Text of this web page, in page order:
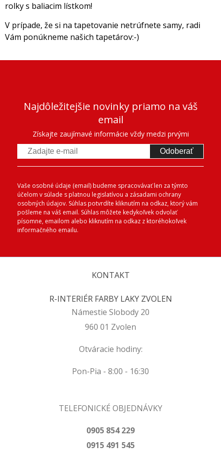
rolky s baliacim lístkom!
V prípade, že si na tapetovanie netrúfnete samy, radi
Vám ponúkneme našich tapetárov:-)
Najdôležitejšie novinky priamo na váš
email
Získajte zaujímavé informácie vždy medzi prvými
Odoberať
Vaše osobné údaje (email) budeme spracovávať len za týmto
účelom v súlade s platnou legislatívou a zásadami ochrany
osobných údajov. Súhlas potvrdíte kliknutím na odkaz, ktorý vám
pošleme na váš email. Súhlas môžete kedykoľvek odvolať
písomne, emailom alebo kliknutím na odkaz z ktoréhokoľvek
informačného emailu.
KONTAKT
R-INTERIÉR FARBY LAKY ZVOLEN
Námestie Slobody 20
960 01 Zvolen
Otváracie hodiny:
Pon-Pia - 8:00 - 16:30
TELEFONICKÉ OBJEDNÁVKY
0905 854 229
0915 491 545